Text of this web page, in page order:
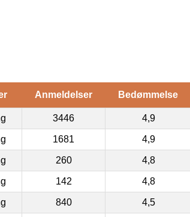
Anmeldelser Bedømmelse
3446 4,9
1681 4,9
260 4,8
142 4,8
840 4,5